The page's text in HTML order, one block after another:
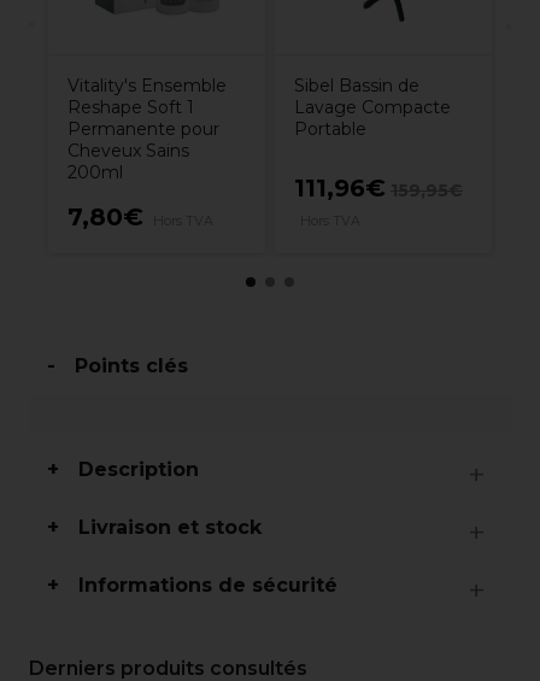
Vitality's Ensemble
Reshape Soft 1
Permanente pour
Cheveux Sains
200ml
7,80€
Sibel Bassin de
Lavage Compacte
Portable
111,96€
Points clés
Description
Livraison et stock
Informations de sécurité
Derniers produits consultés